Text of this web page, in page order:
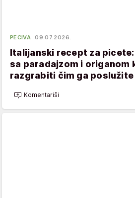
PECIVA 09.07.2026.
Italijanski recept za
sa paradajzom i origanom
razgrabiti čim ga poslužite
Komentariši